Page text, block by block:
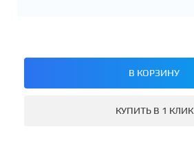
В КОРЗИНУ
КУПИТЬ В 1 КЛИК